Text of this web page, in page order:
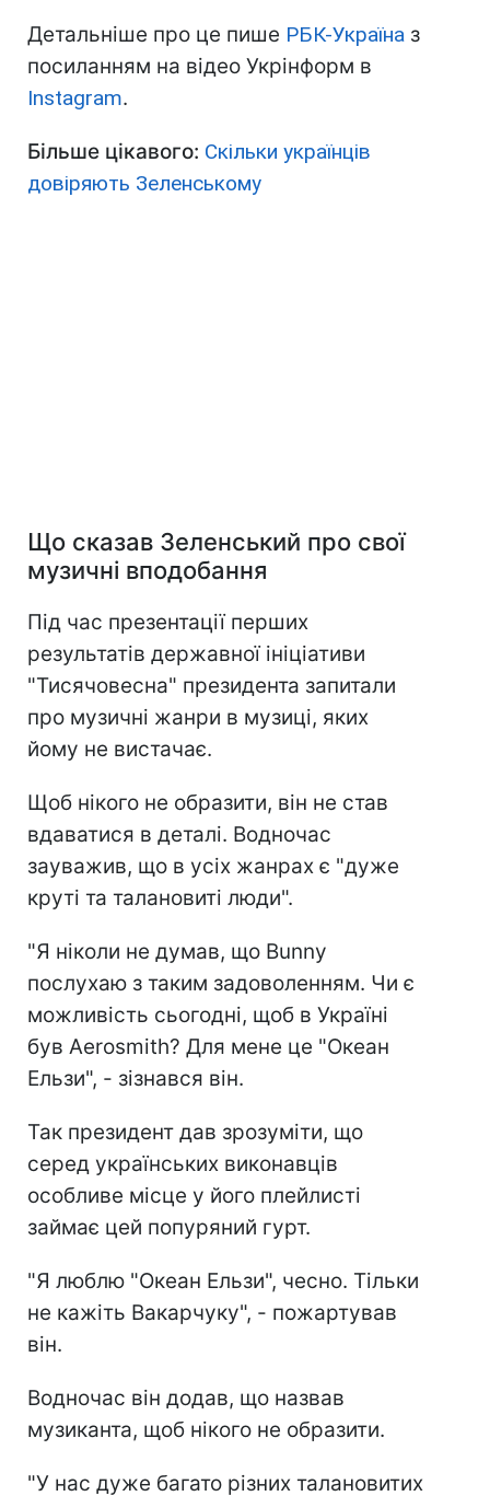
Детальніше про це пише РБК-Україна з
посиланням на відео Укрінформ в
Instagram.
Більше цікавого: Скільки українців
довіряють Зеленському
Що сказав Зеленський про свої
музичні вподобання
Під час презентації перших
результатів державної ініціативи
"Тисячовесна" президента запитали
про музичні жанри в музиці, яких
йому не вистачає.
Щоб нікого не образити, він не став
вдаватися в деталі. Водночас
зауважив, що в усіх жанрах є "дуже
круті та талановиті люди".
"Я ніколи не думав, що Bunny
послухаю з таким задоволенням. Чи є
можливість сьогодні, щоб в Україні
був Aerosmith? Для мене це "Океан
Ельзи", - зізнався він.
Так президент дав зрозуміти, що
серед українських виконавців
особливе місце у його плейлисті
займає цей попуряний гурт.
"Я люблю "Океан Ельзи", чесно. Тільки
не кажіть Вакарчуку", - пожартував
він.
Водночас він додав, що назвав
музиканта, щоб нікого не образити.
"У нас дуже багато різних талановитих